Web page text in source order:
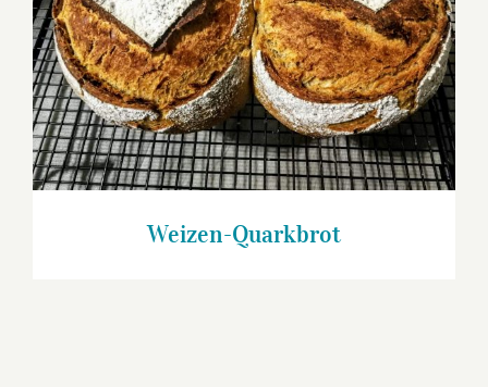
Weizen-Quarkbrot
Weizen-Quarkbrot